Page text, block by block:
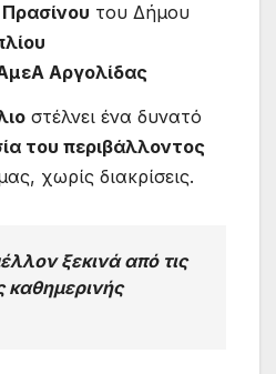
του Δήμου
Αργολίδας
στέλνει ένα δυνατό
του περιβάλλοντος
χωρίς διακρίσεις.
ξεκινά από τις
καθημερινής